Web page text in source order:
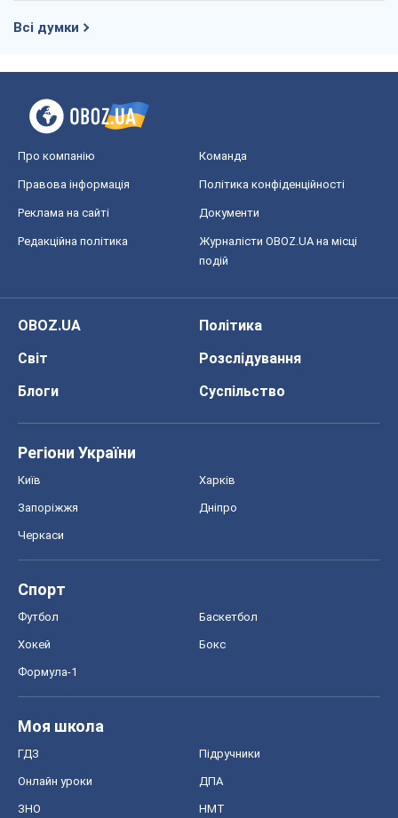
Всі думки
Про компанію Команда
Правова інформація Політика конфіденційності
Реклама на сайті Документи
Редакційна політика
Журналісти OBOZ.UA на місці
подій
OBOZ.UA
Політика
Світ
Розслідування
Блоги
Суспільство
Регіони України
Київ Харків
Запоріжжя Дніпро
Черкаси
Спорт
Футбол Баскетбол
Хокей Бокс
Формула-1
Моя школа
ГДЗ Підручники
Онлайн уроки ДПА
ЗНО НМТ